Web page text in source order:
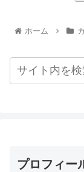
ホーム
プロフィー